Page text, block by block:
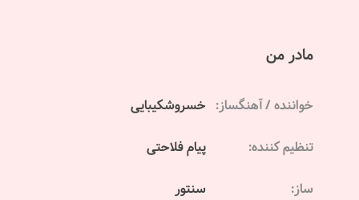
مادر من
خواننده / آهنگساز: خسروشکیبایی
تنظیم کننده: پیام فلاحتی
ساز: سنتور